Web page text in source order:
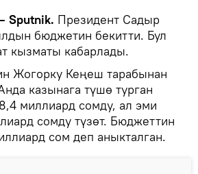
Sputnik. Президент Садыр
бюджетин бекитти. Бул
кызматы кабарлады.
Жогорку Кеңеш тарабынан
казынага түшө турган
миллиард сомду, ал эми
сомду түзөт. Бюджеттин
сом деп аныкталган.